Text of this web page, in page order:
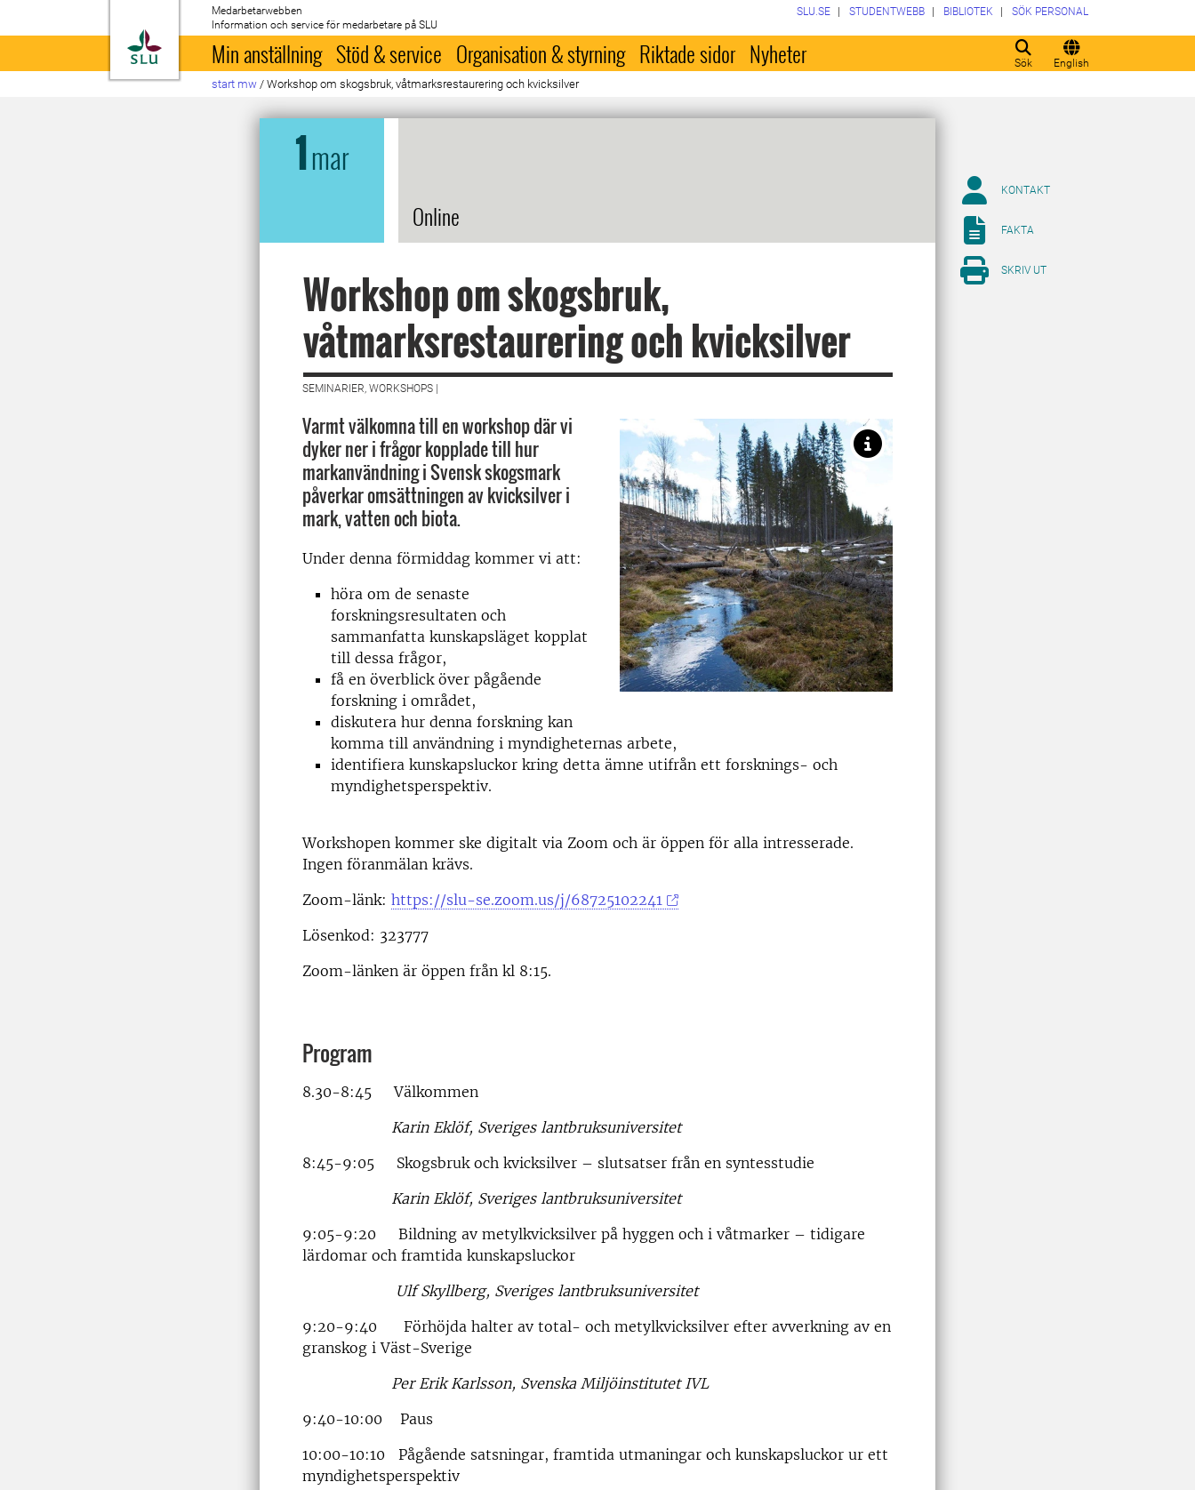
Till startsida
Medarbetarwebben
Information och service för medarbetare på SLU
Sök English
SLU.SE STUDENTWEBB BIBLIOTEK SÖK PERSONAL
Min anställning Stöd & service Organisation & styrning Riktade sidor Nyheter
start mw / Workshop om skogsbruk, våtmarksrestaurering och kvicksilver
1mar
Online
Workshop om skogsbruk,
våtmarksrestaurering och kvicksilver
SEMINARIER, WORKSHOPS |
Varmt välkomna till en workshop där vi
dyker ner i frågor kopplade till hur
markanvändning i Svensk skogsmark
påverkar omsättningen av kvicksilver i
mark, vatten och biota.
Under denna förmiddag kommer vi att:
höra om de senaste
forskningsresultaten och
sammanfatta kunskapsläget kopplat
till dessa frågor,
få en överblick över pågående
forskning i området,
diskutera hur denna forskning kan
komma till användning i myndigheternas arbete,
identifiera kunskapsluckor kring detta ämne utifrån ett forsknings- och
myndighetsperspektiv.
Workshopen kommer ske digitalt via Zoom och är öppen för alla intresserade.
Ingen föranmälan krävs.
Zoom-länk: https://slu-se.zoom.us/j/68725102241
Lösenkod: 323777
Zoom-länken är öppen från kl 8:15.
Program
8.30-8:45 Välkommen
Karin Eklöf, Sveriges lantbruksuniversitet
8:45-9:05 Skogsbruk och kvicksilver – slutsatser från en syntesstudie
Karin Eklöf, Sveriges lantbruksuniversitet
9:05-9:20 Bildning av metylkvicksilver på hyggen och i våtmarker – tidigare
lärdomar och framtida kunskapsluckor
Ulf Skyllberg, Sveriges lantbruksuniversitet
9:20-9:40 Förhöjda halter av total- och metylkvicksilver efter avverkning av en
granskog i Väst-Sverige
Per Erik Karlsson, Svenska Miljöinstitutet IVL
9:40-10:00 Paus
10:00-10:10 Pågående satsningar, framtida utmaningar och kunskapsluckor ur ett
myndighetsperspektiv
KONTAKT
FAKTA
SKRIV UT